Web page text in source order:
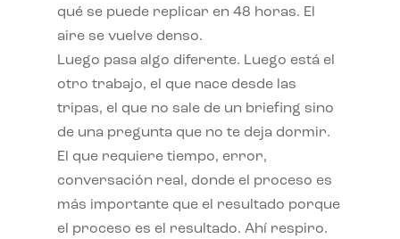
qué se puede replicar en 48 horas. El
aire se vuelve denso.
Luego pasa algo diferente. Luego está el
otro trabajo, el que nace desde las
tripas, el que no sale de un briefing sino
de una pregunta que no te deja dormir.
El que requiere tiempo, error,
conversación real, donde el proceso es
más importante que el resultado porque
el proceso es el resultado. Ahí respiro.